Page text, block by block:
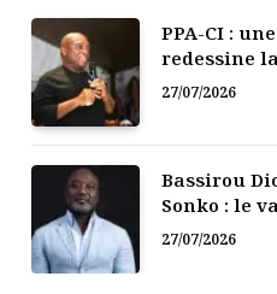
PPA-CI :
redessine
politique
27/07/2026
Bassirou
Sonko : le
doit pas
Fraternité
27/07/2026